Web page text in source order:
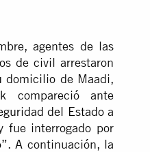
agentes de las
de civil arrestaron
domicilio de Maadi,
compareció ante
del Estadoa
fue interrogado por
A continuación, la